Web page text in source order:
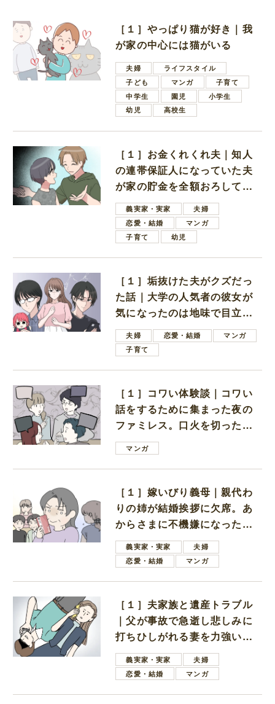
［１］やっぱり猫が好き｜我
が家の中心には猫がいる
夫婦
ライフスタイル
子ども
マンガ
子育て
中学生
園児
小学生
幼児
高校生
［１］お金くれくれ夫｜知人
の連帯保証人になっていた夫
が家の貯金を全額おろしてほ
しいと言ってきた
義実家・実家
夫婦
恋愛・結婚
マンガ
子育て
幼児
［１］垢抜けた夫がクズだっ
た話｜大学の人気者の彼女が
気になったのは地味で目立た
ない男子学生
夫婦 恋愛・結婚
マンガ
子育て
［１］コワい体験談｜コワい
話をするために集まった夜の
ファミレス。口火を切ったの
は電車好きの男の子ママ
マンガ
［１］嫁いびり義母｜親代わ
りの姉が結婚挨拶に欠席。あ
からさまに不機嫌になった義
母義実家・実家
夫婦
恋愛・結婚
マンガ
［１］夫家族と遺産トラブル
｜父が事故で急逝し悲しみに
打ちひしがれる妻を力強い言
葉で励ます夫
義実家・実家
夫婦
恋愛・結婚
マンガ